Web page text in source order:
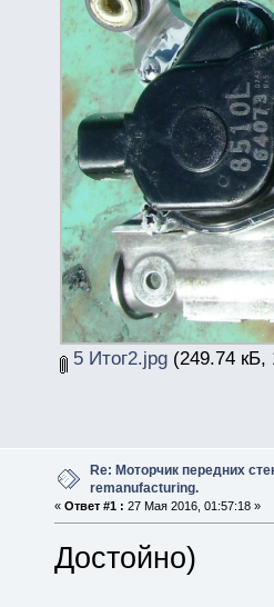
5 Итог2.jpg (249.74 кБ,
Re: Моторчик передних
remanufacturing.
«Ответ #1 : 27 Мая 2016, 01:57:18 »
Достойно)